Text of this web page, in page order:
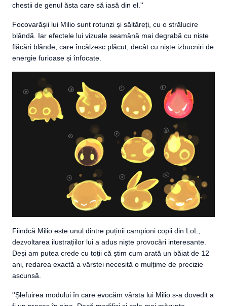
chestii de genul ăsta care să iasă din el.''
Focovarășii lui Milio sunt rotunzi și săltăreți, cu o strălucire
blândă. Iar efectele lui vizuale seamănă mai degrabă cu niște
flăcări blânde, care încălzesc plăcut, decât cu niște izbucniri de
energie furioase și înfocate.
Fiindcă Milio este unul dintre puținii campioni copii din LoL,
dezvoltarea ilustrațiilor lui a adus niște provocări interesante.
Deși am putea crede cu toții că știm cum arată un băiat de 12
ani, redarea exactă a vârstei necesită o mulțime de precizie
ascunsă.
''Șlefuirea modului în care evocăm vârsta lui Milio s-a dovedit a